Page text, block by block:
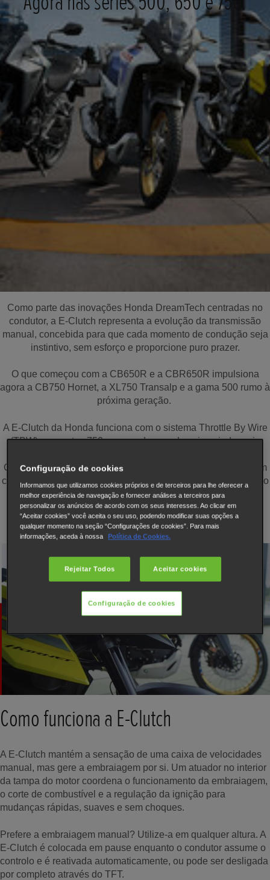
Como parte das inovações Honda DreamTech centradas no
condutor, a E-Clutch representa a evolução da transmissão
manual, concebida para que cada momento de condução seja
instintivo, sem esforço e proporcione puro prazer.
O que começou com a CB650R e a CBR650R impulsiona
agora a CB750 Hornet, a XL750 Transalp e a gama 500 rumo à
próxima geração.
A E-Clutch da Honda funciona com o sistema Throttle By Wire
(TBW) nas motos 750 para mudanças de caixa ainda mais
CB500 Hornet, na CBR500R e na NX500, os condutores com
carta de condução A2 também podem desfrutar de um controlo
de nível superior.
Reproduzir vídeo
Como funciona a E-Clutch
A E-Clutch mantém a sensação de uma caixa de velocidades
manual, mas gere a embraiagem por si. Um atuador no interior
da tampa do motor coordena o funcionamento da embraiagem,
o corte de combustível e a regulação da ignição para
mudanças rápidas, suaves e sem choques.
Prefere a embraiagem manual? Utilize-a em qualquer altura. A
E-Clutch é colocada em pause enquanto o condutor assume o
controlo e é reativada automaticamente, ou pode ser desligada
por completo através do TFT.
Configuração de cookies
Informamos que utilizamos cookies próprios e de terceiros para lhe oferecer a
melhor experiência de navegação e fornecer análises a terceiros para
personalizar os anúncios de acordo com os seus interesses. Ao clicar em
“Aceitar cookies” você aceita o seu uso, podendo modificar suas opções a
qualquer momento na seção “Configurações de cookies”. Para mais
informações, aceda à nossa
Política de Cookies.
Rejeitar Todos Aceitar cookies
Configuração de cookies